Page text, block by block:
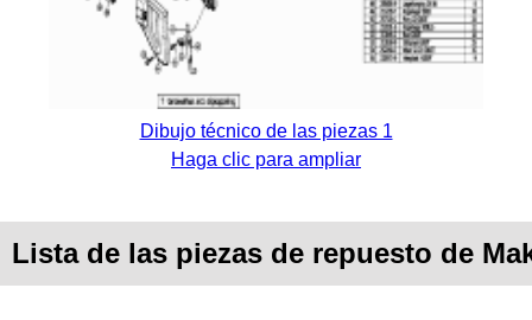
Dibujo técnico de las piezas 1
Haga clic para ampliar
Lista de las piezas de repuesto de